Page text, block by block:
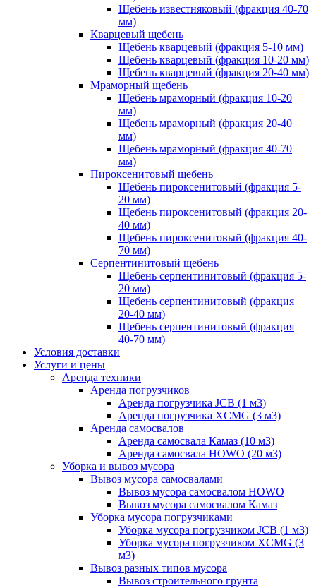
Щебень известняковый (фракция 40-70
мм)
Кварцевый щебень
Щебень кварцевый (фракция 5-10 мм)
Щебень кварцевый (фракция 10-20 мм)
Щебень кварцевый (фракция 20-40 мм)
Мраморный щебень
Щебень мраморный (фракция 10-20
мм)
Щебень мраморный (фракция 20-40
мм)
Щебень мраморный (фракция 40-70
мм)
Пироксенитовый щебень
Щебень пироксенитовый (фракция 5-
20 мм)
Щебень пироксенитовый (фракция 20-
40 мм)
Щебень пироксенитовый (фракция 40-
70 мм)
Серпентинитовый щебень
Щебень серпентинитовый (фракция 5-
20 мм)
Щебень серпентинитовый (фракция
20-40 мм)
Щебень серпентинитовый (фракция
40-70 мм)
Условия доставки
Услуги и цены
Аренда техники
Аренда погрузчиков
Аренда погрузчика JCB (1 м3)
Аренда погрузчика XCMG (3 м3)
Аренда самосвалов
Аренда самосвала Камаз (10 м3)
Аренда самосвала HOWO (20 м3)
Уборка и вывоз мусора
Вывоз мусора самосвалами
Вывоз мусора самосвалом HOWO
Вывоз мусора самосвалом Камаз
Уборка мусора погрузчиками
Уборка мусора погрузчиком JCB (1 м3)
Уборка мусора погрузчиком XCMG (3
м3)
Вывоз разных типов мусора
Вывоз строительного грунта